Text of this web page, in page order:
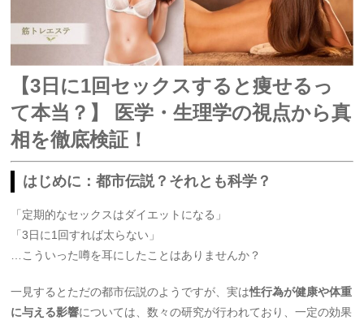
【3日に1回セックスすると痩せるっ
て本当？】 医学・生理学の視点から真
相を徹底検証！
はじめに：都市伝説？それとも科学？
「定期的なセックスはダイエットになる」
「3日に1回すれば太らない」
…こういった噂を耳にしたことはありませんか？
一見するとただの都市伝説のようですが、実は性行為が健康や体重
に与える影響については、数々の研究が行われており、一定の効果